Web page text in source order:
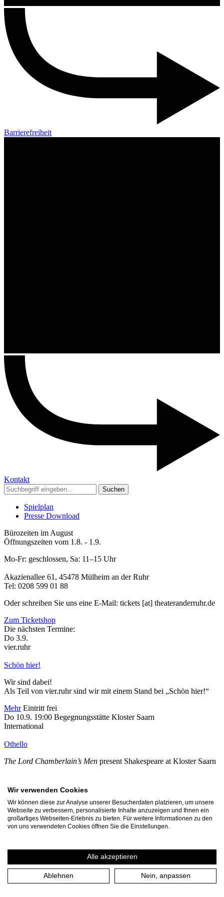
Barrierefreiheit
Kontakt
Suchen
Spielplan
Presse Download
Bürozeiten im August
Öffnungszeiten vom 1.8. - 1.9.
Mo-Fr: geschlossen, Sa: 11–15 Uhr
Akazienallee 61, 45478 Mülheim an der Ruhr
Tel: 0208 599 01 88
Oder schreiben Sie uns eine E-Mail: tickets [at] theateranderruhr.de
Zum Ticketshop
Die nächsten Termine:
Do 3.9.
vier.ruhr
Schön hier!
Wir sind dabei!
Als Teil von vier.ruhr sind wir mit einem Stand bei „Schön hier!“
Mehr Eintritt frei
Do 10.9. 19:00 Begegnungsstätte Kloster Saarn
International
Othello
The Lord Chamberlain’s Men present Shakespeare at Kloster Saarn
Fr 11.9. 19:00Begegnungsstätte Kloster Saarn
International
The Lord Chamberlain’s Menpresent Shakespeare at Kloster Saarn
10.-12. September – Open Air – in English
Mehr Karten
Wir verwenden Cookies
Wir können diese zur Analyse unserer Besucherdaten platzieren, um unsere
Webseite zu verbessern, personalisierte Inhalte anzuzeigen und Ihnen ein
großartiges Webseiten-Erlebnis zu bieten. Für weitere Informationen zu den
von uns verwendeten Cookies öffnen Sie die Einstellungen.
Alle akzeptieren
Ablehnen Nein, anpassen